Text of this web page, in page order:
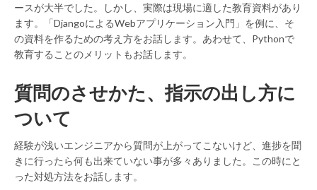
ースが大半でした。しかし、実際は現場に適した教育資料があり
ます。「DjangoによるWebアプリケーション入門」を例に、そ
の資料を作るための考え方をお話します。あわせて、Pythonで
教育することのメリットもお話します。
質問のさせかた、指示の出し方に
ついて
経験が浅いエンジニアから質問が上がってこないけど、進捗を聞
きに行ったら何も出来ていない事が多々ありました。この時にと
った対処方法をお話します。